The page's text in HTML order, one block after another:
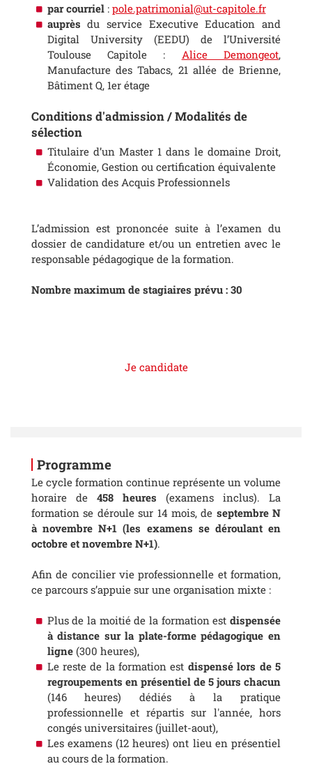
par courriel: pole.patrimonial@ut-capitole.fr
auprèsdu service Executive Education and
Digital University (EEDU) de l’Université
Toulouse Capitole : Alice Demongeot,
Manufacture des Tabacs, 21 allée de Brienne,
Bâtiment Q, 1er étage
Conditions d'admission / Modalités de
sélection
Titulaire d’un Master 1 dans le domaine Droit,
Économie, Gestion ou certification équivalente
Validation des Acquis Professionnels
L’admission est prononcée suite à l’examen du
dossier de candidature et/ou un entretien avec le
responsable pédagogique de la formation.
Nombre maximum de stagiaires prévu : 30
Je candidate
Programme
Le cycle formation continue représente un volume
horaire de 458 heures (examens inclus). La
formation se déroule sur 14 mois, de septembre N
à novembre N+1 (les examens se déroulant en
octobre et novembre N+1).
Afin de concilier vie professionnelle et formation,
ce parcours s’appuie sur une organisation mixte :
Plus de la moitié de la formation est dispensée
à distance sur la plate-forme pédagogique en
ligne (300 heures),
Le reste de la formation est dispensé lors de 5
regroupements en présentiel de 5 jours chacun
(146 heures) dédiés à la pratique
professionnelle et répartis sur l'année, hors
congés universitaires (juillet-aout),
Les examens (12 heures) ont lieu en présentiel
au cours de la formation.